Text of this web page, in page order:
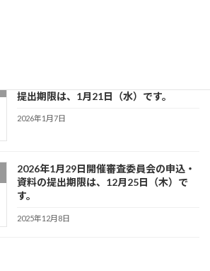
提出期限は、1月21日（水）です。
2026年1月7日
2026年1月29日開催審査委員会の申込・
資料の提出期限は、12月25日（木）で
す。
2025年12月8日